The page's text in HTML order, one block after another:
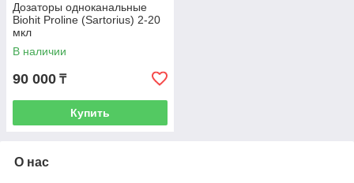
Дозаторы одноканальные
Biohit Proline (Sartorius) 2-20
мкл
В наличии
90 000 ₸
Купить
О нас